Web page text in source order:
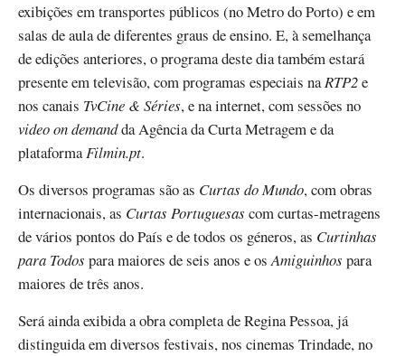
exibições em transportes públicos (no Metro do Porto) e em
salas de aula de diferentes graus de ensino. E, à semelhança
de edições anteriores, o programa deste dia também estará
presente em televisão, com programas especiais naRTP2e
nos canais TvCine & Séries, e na internet, com sessões no
video on demandda Agência da Curta Metragem e da
plataformaFilmin.pt.
Os diversos programas são as Curtas do Mundo, com obras
internacionais, as Curtas Portuguesas com curtas-metragens
de vários pontos do País e de todos os géneros, as Curtinhas
para Todos para maiores de seis anos e osAmiguinhos para
maiores de três anos.
Será ainda exibida a obra completa de Regina Pessoa, já
distinguida em diversos festivais, nos cinemas Trindade, no